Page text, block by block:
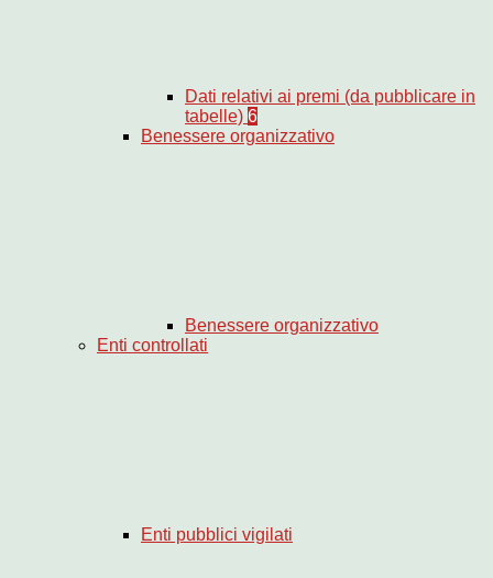
Dati relativi ai premi (da pubblicare in
tabelle) 6
Benessere organizzativo
Benessere organizzativo
Enti controllati
Enti pubblici vigilati